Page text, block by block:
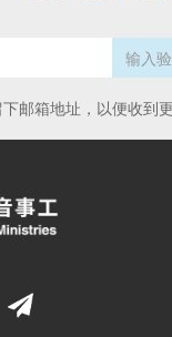
邮箱地址，以便收到